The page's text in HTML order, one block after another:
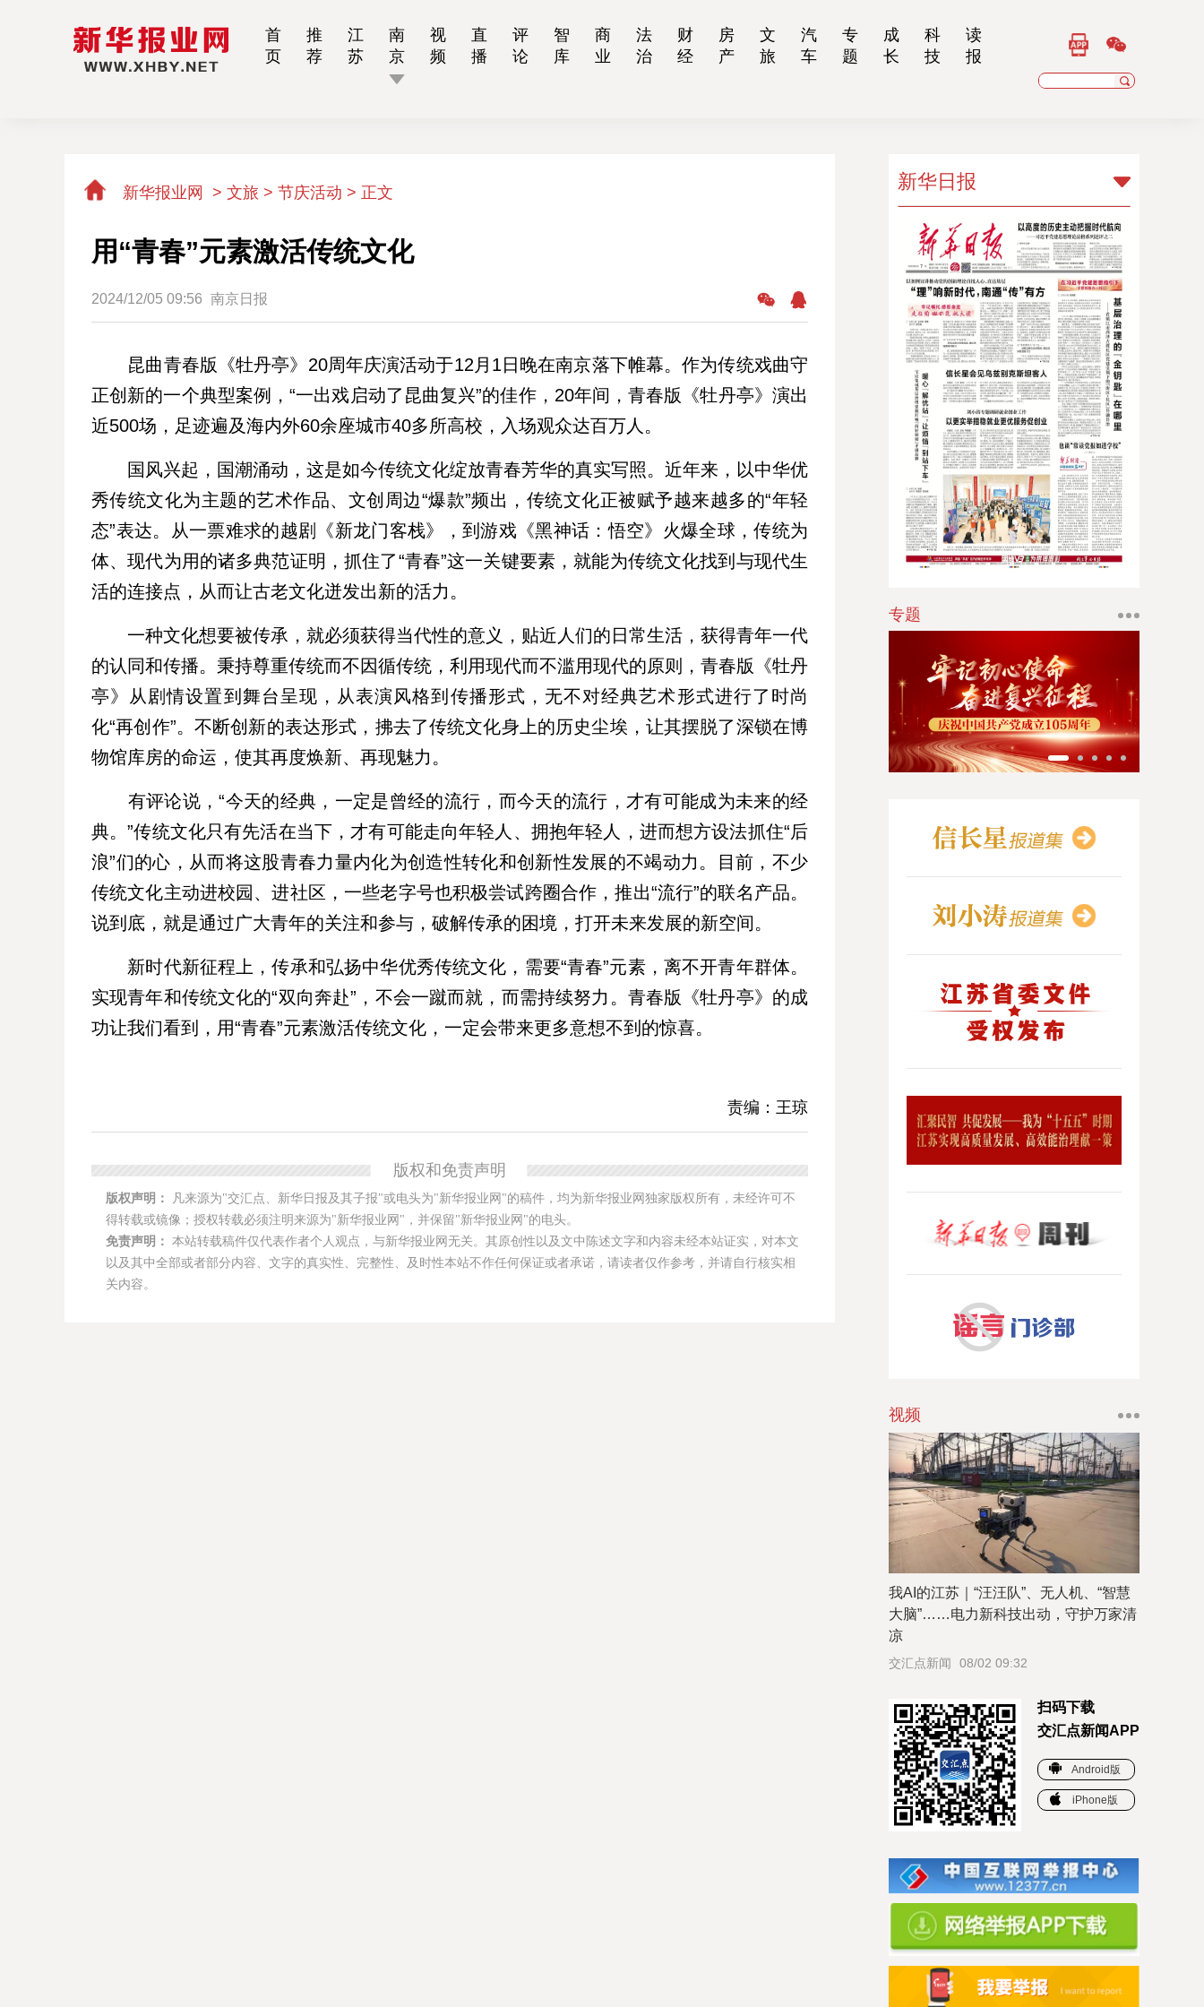
首
页
推
荐
江
苏
南
京
视
频
直
播
评
论
智
库
商
业
法
治
财
经
房
产
文
旅
汽
车
专
题
成
长
科
技
读
报
新华报业网 > 文旅 > 节庆活动 > 正文
用“青春”元素激活传统文化
2024/12/05 09:56 南京日报
昆曲青春版《牡丹亭》20周年庆演活动于12月1日晚在南京落下帷幕。作为传统戏曲守
正创新的一个典型案例，“一出戏启动了昆曲复兴”的佳作，20年间，青春版《牡丹亭》演出
近500场，足迹遍及海内外60余座城市40多所高校，入场观众达百万人。
国风兴起，国潮涌动，这是如今传统文化绽放青春芳华的真实写照。近年来，以中华优
秀传统文化为主题的艺术作品、文创周边“爆款”频出，传统文化正被赋予越来越多的“年轻
态”表达。从一票难求的越剧《新龙门客栈》，到游戏《黑神话：悟空》火爆全球，传统为
体、现代为用的诸多典范证明，抓住了“青春”这一关键要素，就能为传统文化找到与现代生
活的连接点，从而让古老文化迸发出新的活力。
一种文化想要被传承，就必须获得当代性的意义，贴近人们的日常生活，获得青年一代
的认同和传播。秉持尊重传统而不因循传统，利用现代而不滥用现代的原则，青春版《牡丹
亭》从剧情设置到舞台呈现，从表演风格到传播形式，无不对经典艺术形式进行了时尚
化“再创作”。不断创新的表达形式，拂去了传统文化身上的历史尘埃，让其摆脱了深锁在博
物馆库房的命运，使其再度焕新、再现魅力。
有评论说，“今天的经典，一定是曾经的流行，而今天的流行，才有可能成为未来的经
典。”传统文化只有先活在当下，才有可能走向年轻人、拥抱年轻人，进而想方设法抓住“后
浪”们的心，从而将这股青春力量内化为创造性转化和创新性发展的不竭动力。目前，不少
传统文化主动进校园、进社区，一些老字号也积极尝试跨圈合作，推出“流行”的联名产品。
说到底，就是通过广大青年的关注和参与，破解传承的困境，打开未来发展的新空间。
新时代新征程上，传承和弘扬中华优秀传统文化，需要“青春”元素，离不开青年群体。
实现青年和传统文化的“双向奔赴”，不会一蹴而就，而需持续努力。青春版《牡丹亭》的成
功让我们看到，用“青春”元素激活传统文化，一定会带来更多意想不到的惊喜。
责编：王琼
版权和免责声明
版权声明：
凡来源为"交汇点、新华日报及其子报"或电头为"新华报业网"的稿件，均为新华报业网独家版权所有，未经许可不
得转载或镜像；授权转载必须注明来源为"新华报业网"，并保留"新华报业网"的电头。
免责声明： 本站转载稿件仅代表作者个人观点，与新华报业网无关。其原创性以及文中陈述文字和内容未经本站证实，对本文
以及其中全部或者部分内容、文字的真实性、完整性、及时性本站不作任何保证或者承诺，请读者仅作参考，并请自行核实相
关内容。
新华日报
新华日报
扬子晚报
乡村干部报
南京晨报
江苏经济报
江苏法治报
江南时报
新苏商
扬子体育报
银潮
华人时刊
专题
视频
我AI的江苏｜“汪汪队”、无人机、“智慧
大脑”……电力新科技出动，守护万家清
凉
交汇点新闻 08/02 09:32
扫码下载
交汇点新闻APP
Android版
iPhone版